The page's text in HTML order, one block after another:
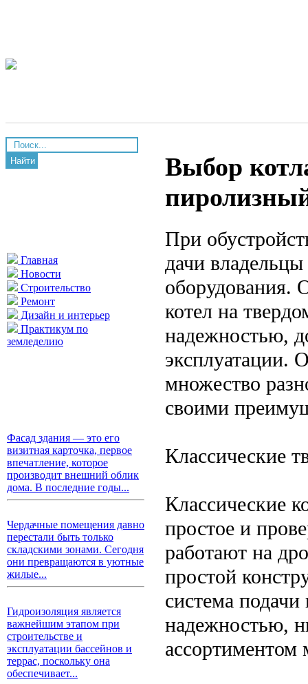
Найти
Главная
Новости
Строительство
Ремонт
Дизайн и интерьер
Практикум по
земледелию
Фасад здания — это его
визитная карточка, первое
впечатление, которое
производит внешний облик
дома. В последние годы...
Чердачные помещения давно
перестали быть только
складскими зонами. Сегодня
они превращаются в уютные
жилые...
Гидроизоляция является
важнейшим этапом при
строительстве и
эксплуатации бассейнов и
террас, поскольку она
обеспечивает...
Выбор
При
дачи
оборудования.
котел на
надежностью,
эксплуатации.
множество
своими
Классические
Классические
простое и
работают на
простой
система
надежностью,
ассортиментом